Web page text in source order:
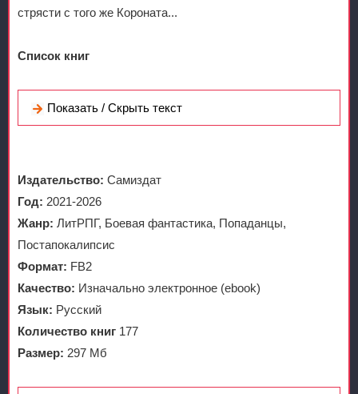
стрясти с того же Короната...
Список книг
Показать / Скрыть текст
Издательство: Самиздат
Год: 2021-2026
Жанр: ЛитРПГ, Боевая фантастика, Попаданцы,
Постапокалипсис
Формат: FB2
Качество: Изначально электронное (ebook)
Язык: Русский
Количество книг 177
Размер: 297 Мб